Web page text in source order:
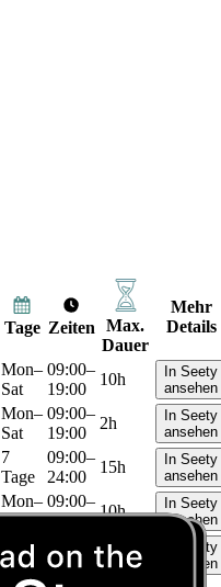
Tage Zeiten
Max.
Dauer
Mehr
Details
Mon–
Sat
09:00–
19:00
10h
In Seety
ansehen
Mon–
Sat
09:00–
19:00
2h
In Seety
ansehen
7
Tage
09:00–
24:00
15h
In Seety
ansehen
Mon–
Sat
09:00–
19:00
10h
In Seety
ansehen
Mon–
Sat
09:00–
22:00
3h
In Seety
ansehen